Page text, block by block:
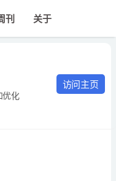
刊 关于
优化
访问主页